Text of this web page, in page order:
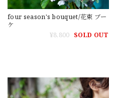
four season's bouquet/花束 ブー
ケ
¥8,800 SOLD OUT